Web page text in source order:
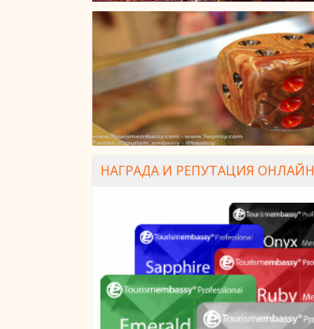
НАГРАДА И РЕПУТАЦИЯ ОНЛАЙН